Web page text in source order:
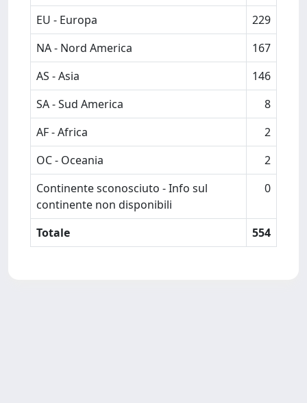
EU - Europa
229
NA - Nord America
167
AS - Asia
146
SA - Sud America
8
AF - Africa
2
OC - Oceania
2
Continente sconosciuto - Info sul
continente non disponibili
0
Totale 554